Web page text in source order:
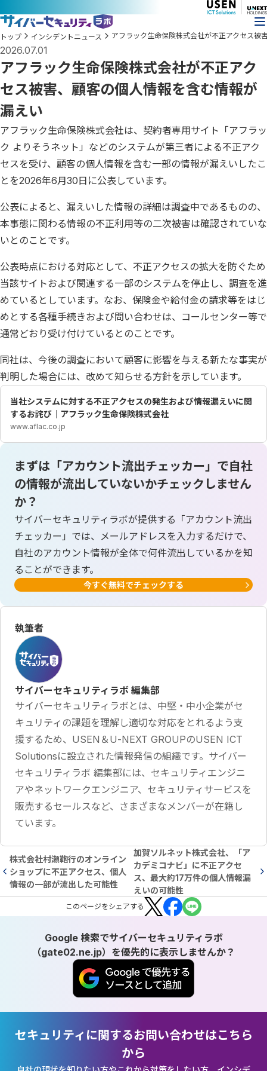
トップ インシデントニュース アフラック生命保険株式会社が不正アクセス被
2026.07.01
アフラック生命保険株式会社が不正アク
セス被害、顧客の個人情報を含む情報が
漏えい
アフラック生命保険株式会社は、契約者専用サイト「アフラッ
ク よりそうネット」などのシステムが第三者による不正アク
セスを受け、顧客の個人情報を含む一部の情報が漏えいしたこ
とを2026年6月30日に公表しています。
公表によると、漏えいした情報の詳細は調査中であるものの、
本事態に関わる情報の不正利用等の二次被害は確認されていな
いとのことです。
公表時点における対応として、不正アクセスの拡大を防ぐため
当該サイトおよび関連する一部のシステムを停止し、調査を進
めているとしています。なお、保険金や給付金の請求等をはじ
めとする各種手続きおよび問い合わせは、コールセンター等で
通常どおり受け付けているとのことです。
同社は、今後の調査において顧客に影響を与える新たな事実が
判明した場合には、改めて知らせる方針を示しています。
当社システムに対する不正アクセスの発生および情報漏えいに関
するお詫び｜アフラック生命保険株式会社
www.aflac.co.jp
まずは「アカウント流出チェッカー」で自社
の情報が流出していないかチェックしません
か？
サイバーセキュリティラボが提供する「アカウント流出
チェッカー」では、メールアドレスを入力するだけで、
自社のアカウント情報が全体で何件流出しているかを知
ることができます。
今すぐ無料でチェックする
執筆者
サイバーセキュリティラボ 編集部
サイバーセキュリティラボとは、中堅・中小企業がセ
キュリティの課題を理解し適切な対応をとれるよう支
援するため、USEN＆U-NEXT GROUPのUSEN ICT
Solutionsに設立された情報発信の組織です。サイバー
セキュリティラボ 編集部には、セキュリティエンジニ
アやネットワークエンジニア、セキュリティサービスを
販売するセールスなど、さまざまなメンバーが在籍し
ています。
株式会社村瀬鞄行のオンライン
ショップに不正アクセス、個人
情報の一部が流出した可能性
加賀ソルネット株式会社、「ア
カデミコナビ」に不正アクセ
ス、最大約17万件の個人情報漏
えいの可能性
このページをシェアする
Google 検索でサイバーセキュリティラボ
（gate02.ne.jp）を優先的に表示しませんか？
セキュリティに関するお問い合わせはこちら
から